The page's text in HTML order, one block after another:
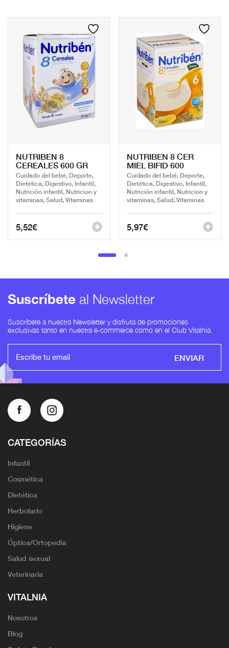
NUTRIBEN 8
CEREALES 600 GR
Cuidado del bebé, Deporte,
Dietética, Digestivo, Infantil,
Nutrición infantil, Nutricion y
vitaminas, Salud, Vitaminas
5,52€
NUTRIBEN 8 CER
MIEL BIFID 600
Cuidado del bebé, Deporte,
Dietética, Digestivo, Infantil,
Nutrición infantil, Nutricion y
vitaminas, Salud, Vitaminas
5,97€
Suscríbete al Newsletter
Suscríbete a nuestra Newsletter y disfruta de promociones
exclusivas tanto en nuestra e-commerce como en el Club Vitalnia.
ENVIAR
CATEGORÍAS
Infantil
Cosmética
Dietética
Herbolario
Higiene
Óptica/Ortopedia
Salud sexual
Veterinaria
VITALNIA
Nosotros
Blog